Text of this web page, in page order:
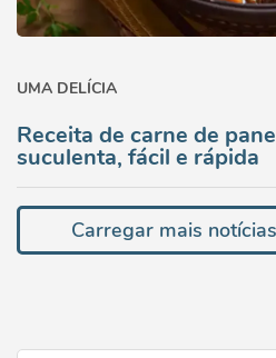
UMA DELÍCIA
Receita de carne de
suculenta, fácil e rápida
Carregar mais